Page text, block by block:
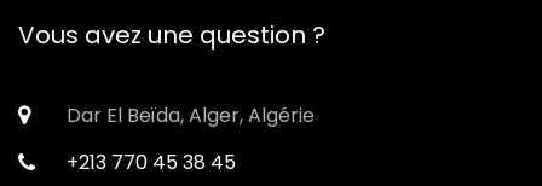
Vous avez une question ?
Dar El Beïda, Alger, Algérie
+213 770 45 38 45